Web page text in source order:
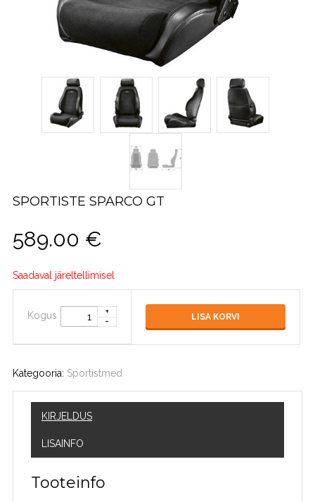
SPORTISTE SPARCO GT
589.00 €
Saadaval järeltellimisel
Kogus LISA KORVI
Kategooria: Sportistmed
KIRJELDUS
LISAINFO
Tooteinfo